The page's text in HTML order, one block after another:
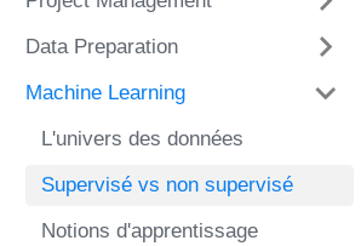
Data Preparation
Machine Learning
L'univers des données
Supervisé vs non supervisé
Notions d'apprentissage